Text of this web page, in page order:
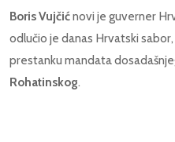
Boris Vujčićnovi je guverner
odlučio je danas Hrvatski
prestanku mandata
Rohatinskog.